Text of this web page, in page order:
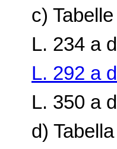
c) Tabelle
L. 234 a
L. 292 a
L. 350 a
d) Tabella